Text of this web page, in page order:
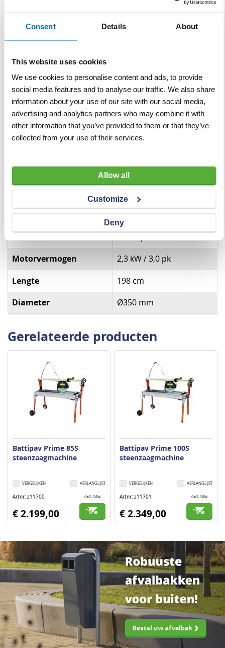
Consent Details About
This website uses cookies
We use cookies to personalise content and ads, to provide
social media features and to analyse our traffic. We also share
information about your use of our site with our social media,
advertising and analytics partners who may combine it with
other information that you’ve provided to them or that they’ve
collected from your use of their services.
Allow all
Customize
Deny
Specificaties
Specificaties
Machine Brugzaag
Maximale
materiaaldiepte
11 cm
Maximale zaaglengte 120 cm
Spanning / Voltage 230 V
Merk Battipav
Motorvermogen 2,3 kW / 3,0 pk
Lengte 198 cm
Diameter Ø350 mm
Gerelateerde producten
Battipav Prime 85S
steenzaagmachine
VERLANGLIJST
VERGELIJKEN
Artnr z11700 excl. btw
€ 2.199,00
Battipav Prime 100S
steenzaagmachine
VERLANGLIJST
VERGELIJKEN
Artnr z11701 excl. btw
€ 2.349,00